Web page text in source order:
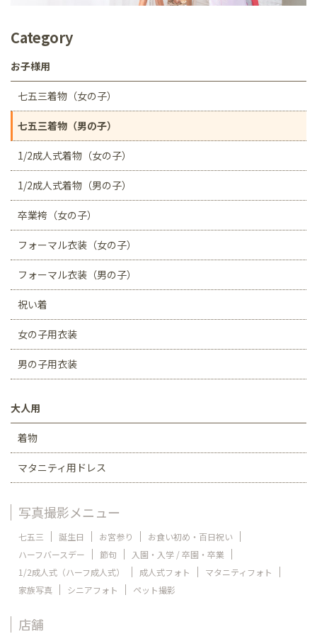
Category
お子様用
七五三着物（女の子）
七五三着物（男の子）
1/2成人式着物（女の子）
1/2成人式着物（男の子）
卒業袴（女の子）
フォーマル衣装（女の子）
フォーマル衣装（男の子）
祝い着
女の子用衣装
男の子用衣装
大人用
着物
マタニティ用ドレス
写真撮影メニュー
七五三 誕生日 お宮参り
お食い初め・百日祝い
ハーフバースデー
節句
入園・入学 / 卒園・卒業
1/2成人式（ハーフ成人式）
成人式フォト
マタニティフォト
家族写真
シニアフォト ペット撮影
店舗